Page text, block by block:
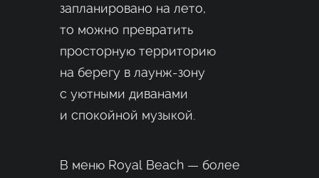
запланировано на лето,
то можно превратить
просторную территорию
на берегу в лаунж-зону
с уютными диванами
и спокойной музыкой.
В меню Royal Beach — более